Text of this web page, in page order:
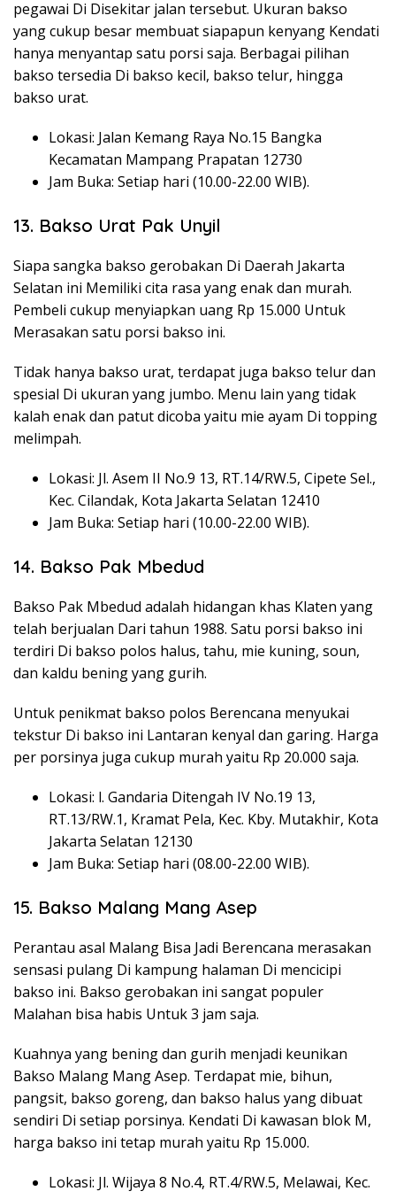
pegawai Di Disekitar jalan tersebut. Ukuran bakso
yang cukup besar membuat siapapun kenyang Kendati
hanya menyantap satu porsi saja. Berbagai pilihan
bakso tersedia Di bakso kecil, bakso telur, hingga
bakso urat.
Lokasi: Jalan Kemang Raya No.15 Bangka
Kecamatan Mampang Prapatan 12730
Jam Buka: Setiap hari (10.00-22.00 WIB).
13. Bakso Urat Pak Unyil
Siapa sangka bakso gerobakan Di Daerah Jakarta
Selatan ini Memiliki cita rasa yang enak dan murah.
Pembeli cukup menyiapkan uang Rp 15.000 Untuk
Merasakan satu porsi bakso ini.
Tidak hanya bakso urat, terdapat juga bakso telur dan
spesial Di ukuran yang jumbo. Menu lain yang tidak
kalah enak dan patut dicoba yaitu mie ayam Di topping
melimpah.
Lokasi: Jl. Asem II No.9 13, RT.14/RW.5, Cipete Sel.,
Kec. Cilandak, Kota Jakarta Selatan 12410
Jam Buka: Setiap hari (10.00-22.00 WIB).
14. Bakso Pak Mbedud
Bakso Pak Mbedud adalah hidangan khas Klaten yang
telah berjualan Dari tahun 1988. Satu porsi bakso ini
terdiri Di bakso polos halus, tahu, mie kuning, soun,
dan kaldu bening yang gurih.
Untuk penikmat bakso polos Berencana menyukai
tekstur Di bakso ini Lantaran kenyal dan garing. Harga
per porsinya juga cukup murah yaitu Rp 20.000 saja.
Lokasi: l. Gandaria Ditengah IV No.19 13,
RT.13/RW.1, Kramat Pela, Kec. Kby. Mutakhir, Kota
Jakarta Selatan 12130
Jam Buka: Setiap hari (08.00-22.00 WIB).
15. Bakso Malang Mang Asep
Perantau asal Malang Bisa Jadi Berencana merasakan
sensasi pulang Di kampung halaman Di mencicipi
bakso ini. Bakso gerobakan ini sangat populer
Malahan bisa habis Untuk 3 jam saja.
Kuahnya yang bening dan gurih menjadi keunikan
Bakso Malang Mang Asep. Terdapat mie, bihun,
pangsit, bakso goreng, dan bakso halus yang dibuat
sendiri Di setiap porsinya. Kendati Di kawasan blok M,
harga bakso ini tetap murah yaitu Rp 15.000.
Lokasi: Jl. Wijaya 8 No.4, RT.4/RW.5, Melawai, Kec.